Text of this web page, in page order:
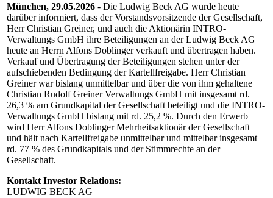
München, 29.05.2026 - Die Ludwig Beck AG wurde heute
darüber informiert, dass der Vorstandsvorsitzende der Gesellschaft,
Herr Christian Greiner, und auch die Aktionärin INTRO-
Verwaltungs GmbH ihre Beteiligungen an der Ludwig Beck AG
heute an Herrn Alfons Doblinger verkauft und übertragen haben.
Verkauf und Übertragung der Beteiligungen stehen unter der
aufschiebenden Bedingung der Kartellfreigabe. Herr Christian
Greiner war bislang unmittelbar und über die von ihm gehaltene
Christian Rudolf Greiner Verwaltungs GmbH mit insgesamt rd.
26,3 % am Grundkapital der Gesellschaft beteiligt und die INTRO-
Verwaltungs GmbH bislang mit rd. 25,2 %. Durch den Erwerb
wird Herr Alfons Doblinger Mehrheitsaktionär der Gesellschaft
und hält nach Kartellfreigabe unmittelbar und mittelbar insgesamt
rd. 77 % des Grundkapitals und der Stimmrechte an der
Gesellschaft.
Kontakt Investor Relations:
LUDWIG BECK AG